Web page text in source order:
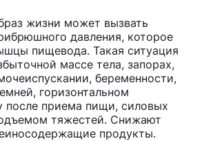
жизни может вызвать
давления, которое
пищевода. Такая ситуация
массе тела, запорах,
беременности,
горизонтальном
после приема пищи, силовых
тяжестей. Снижают
продукты.